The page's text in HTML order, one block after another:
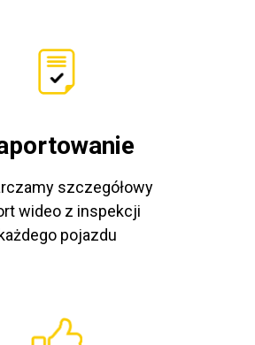
szczegółowy
wideo z inspekcji
każdego pojazdu